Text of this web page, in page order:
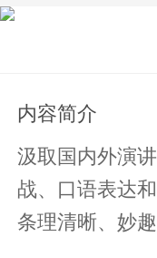
内容简介
汲取国内外演
战、口语表达
条理清晰、妙趣